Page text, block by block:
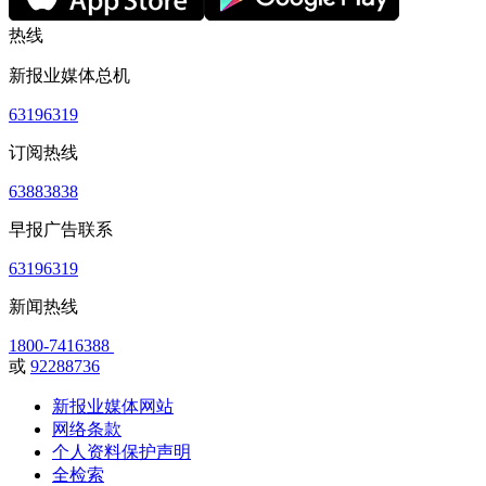
热线
新报业媒体总机
63196319
订阅热线
63883838
早报广告联系
63196319
新闻热线
1800-7416388
或 92288736
新报业媒体网站
网络条款
个人资料保护声明
全检索